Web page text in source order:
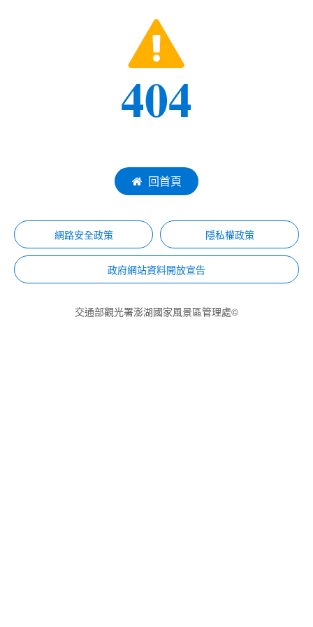
404
回首頁
網路安全政策 隱私權政策
政府網站資料開放宣告
交通部觀光署澎湖國家風景區管理處©